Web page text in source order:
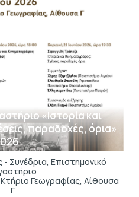
«Ιστορία και
παραδοχές, όρια»
- Συνέδρια, Επιστημονικό
Γεωγραφίας, Αίθουσα
Γ